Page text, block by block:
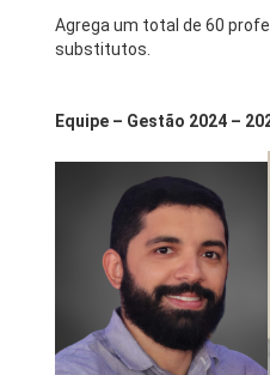
Agrega um total de 60
substitutos.
Equipe – Gestão 2024 –